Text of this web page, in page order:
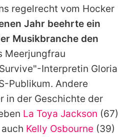
regelrecht vom Hocker
Jahr beehrte ein
Musikbranche den
Meerjungfrau
Interpretin Gloria
Publikum. Andere
in der Geschichte der
La Toya Jackson (67)
Kelly Osbourne (39)